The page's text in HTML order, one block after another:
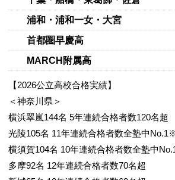
浦和・浦和一女・大宮
首都圏早慶高
MARCH附属高
【2026公立高校合格実績】
＜神奈川県＞
横浜翠嵐144名 5年連続合格者数120名超
光陵105名 11年連続合格者数全塾中
横須賀104名 10年連続合格者数全塾中
多摩92名 12年連続合格者数70名超